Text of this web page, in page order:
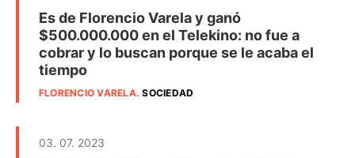
Es de Florencio Varela y ganó
$500.000.000 en el Telekino: no fue a
cobrar y lo buscan porque se le acaba el
tiempo
FLORENCIO VARELA.SOCIEDAD
03. 07. 2023